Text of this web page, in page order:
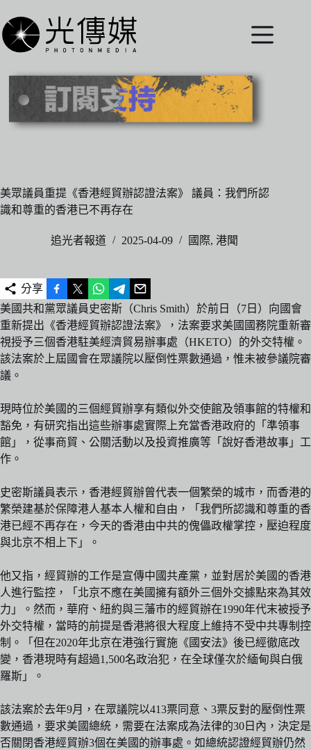
至
主
內
美眾議員重提《香港經貿辦認證法案》 議員：我們所認
識和尊重的香港已不再存在
追光者報道 2025-04-09 國際, 港聞
分享
美國共和黨眾議員史密斯（Chris Smith）於前日（7日）向國會
重新提出《香港經貿辦認證法案》，法案要求美國國務院重新審
視授予三個香港駐美經濟貿易辦事處（HKETO）的外交特權。
該法案於上屆國會在眾議院以壓倒性票數通過，惟未被參議院審
議。
現時位於美國的三個經貿辦享有類似外交使館及領事館的特權和
豁免，有研究指出這些辦事處實際上充當香港政府的「準領事
館」，從事商貿、公關活動以及投資推廣等「說好香港故事」工
作。
史密斯議員表示，香港經貿辦曾代表一個繁榮的城巿，而香港的
繁榮建基於保障港人基本人權和自由，「我們所認識和尊重的香
港已經不再存在，今天的香港由中共的傀儡政權掌控，壓迫程度
與北京不相上下」。
他又指，經貿辦的工作是宣傳中國共產黨，並對居於美國的香港
人進行監控，「北京不應在美國擁有額外三個外交據點來為其效
力」。然而，華府、紐約與三藩巿的經貿辦在1990年代末被授予
外交特權，當時的前提是香港將很大程度上維持不受中共專制控
制。「但在2020年北京在港強行實施《國安法》後已經徹底改
變，香港現時有超過1,500名政治犯，在全球僅次於緬甸與白俄
羅斯」。
該法案於去年9月，在眾議院以413票同意、3票反對的壓倒性票
數通過，要求美國總統，需要在法案成為法律的30日內，決定是
否關閉香港經貿辦3個在美國的辦事處。如總統認證經貿辦仍然